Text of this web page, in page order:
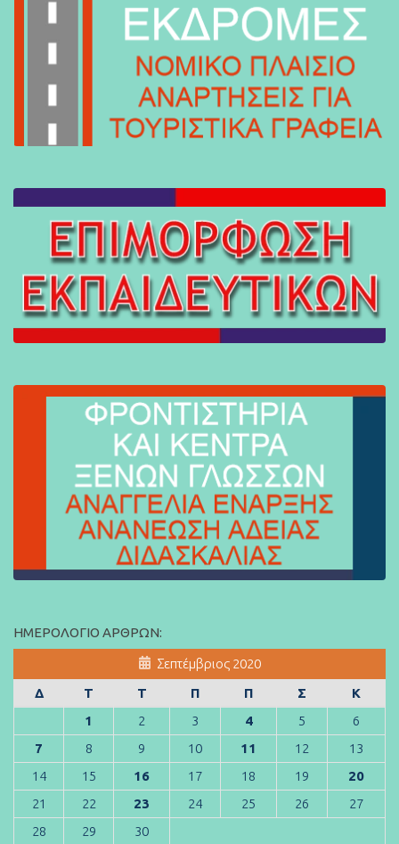
ΗΜΕΡΟΛΌΓΙΟ ΆΡΘΡΩΝ:
Σεπτέμβριος 2020
Δ
Τ Τ Π Π Σ
Κ
1
2 3 4 5
6
7
8 9 10 11 12
13
14
15 16 17 18 19
20
21
22 23 24 25 26
27
28
29 30